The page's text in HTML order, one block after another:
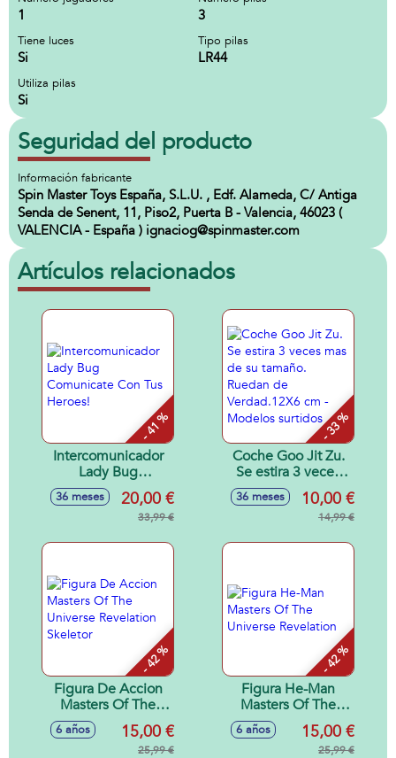
1 3
Tiene luces
Si
Tipo pilas
LR44
Utiliza pilas
Si
Seguridad del producto
Información fabricante
Spin Master Toys España, S.L.U. , Edf. Alameda, C/ Antiga
Senda de Senent, 11, Piso2, Puerta B - Valencia, 46023 (
VALENCIA - España ) ignaciog@spinmaster.com
Artículos relacionados
- 41 %
Intercomunicador
Lady Bug
Comunicate Con
Tus Heroes!
36 meses 20,00 €
33,99 €
- 33 %
Coche Goo Jit Zu.
Se estira 3 veces
mas de su tamaño.
Ruedan de
Verdad.12X6 cm -
36 meses 10,00 €
14,99 €
- 42 %
Figura De Accion
Masters Of The
Universe Revelation
Skeletor
6 años 15,00 €
25,99 €
- 42 %
Figura He-Man
Masters Of The
Universe Revelation
6 años 15,00 €
25,99 €